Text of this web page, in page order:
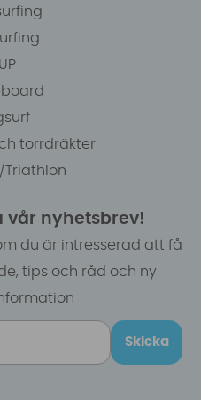
torrdräkter
Triathlon
vår nyhetsbrev!
du är intresserad att få
tips och råd och ny
Skicka